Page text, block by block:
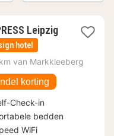
Leipzig
hotel
van Markkleeberg
korting
Check-in
bedden
WiFi